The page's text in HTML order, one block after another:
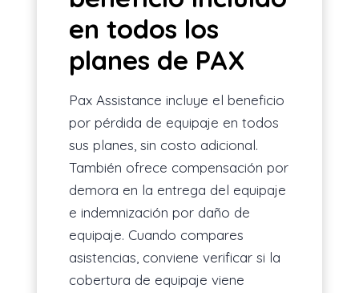
en todos los
planes de PAX
Pax Assistance incluye el beneficio
por pérdida de equipaje en todos
sus planes, sin costo adicional.
También ofrece compensación por
demora en la entrega del equipaje
e indemnización por daño de
equipaje. Cuando compares
asistencias, conviene verificar si la
cobertura de equipaje viene